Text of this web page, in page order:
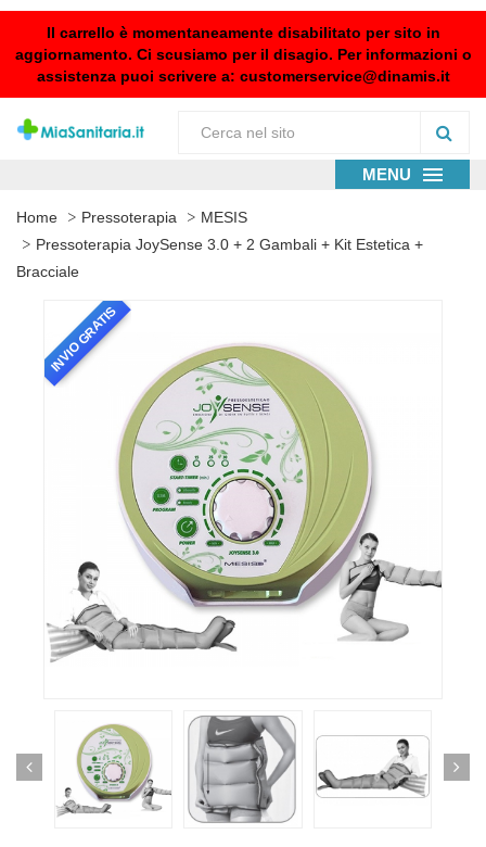
Il carrello è momentaneamente disabilitato per sito in
aggiornamento. Ci scusiamo per il disagio. Per informazioni o
assistenza puoi scrivere a: customerservice@dinamis.it
MENU
Home Pressoterapia
MESIS
Pressoterapia JoySense 3.0 + 2 Gambali + Kit Estetica +
Bracciale
INVIO GRATIS